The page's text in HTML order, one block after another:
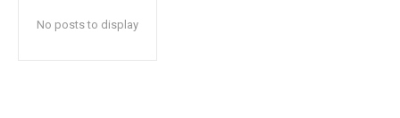
No posts to display